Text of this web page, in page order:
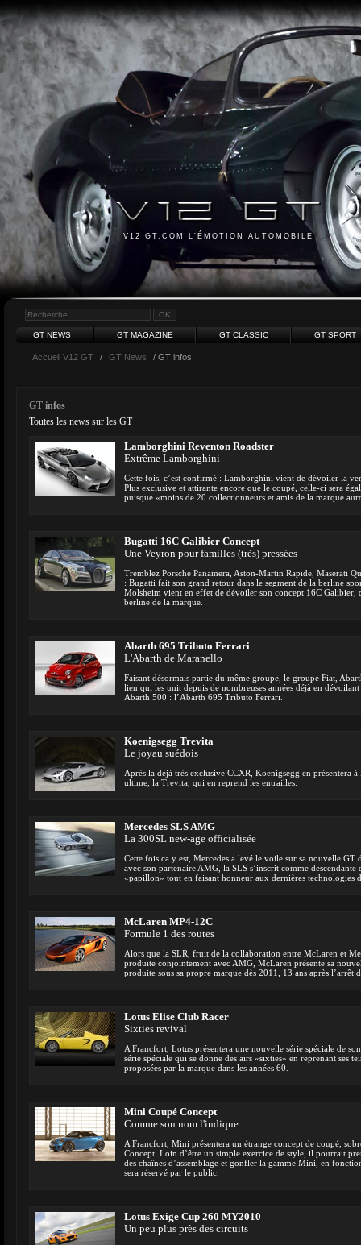
V12 GT.COM L'ÉMOTION AUTOMOBILE
GT NEWS GT MAGAZINE GT CLASSIC GT SPORT
Accueil V12 GT / GT News / GT infos
GT infos
Toutes les news sur les GT
Lamborghini Reventon Roadster
Extrême Lamborghini
Cette fois, c’est confirmé : Lamborghini vient de dévoiler la
Plus exclusive et attirante encore que le coupé, celle-ci sera
puisque «moins de 20 collectionneurs et amis de la marque
Bugatti 16C Galibier Concept
Une Veyron pour familles (très) pressées
Tremblez Porsche Panamera, Aston-Martin Rapide, Maserati
: Bugatti fait son grand retour dans le segment de la berline
Molsheim vient en effet de dévoiler son concept 16C
berline de la marque.
Abarth 695 Tributo Ferrari
L'Abarth de Maranello
Faisant désormais partie du même groupe, le groupe Fiat,
lien qui les unit depuis de nombreuses années déjà en
Abarth 500 : l’Abarth 695 Tributo Ferrari.
Koenigsegg Trevita
Le joyau suédois
Après la déjà très exclusive CCXR, Koenigsegg en présentera
ultime, la Trevita, qui en reprend les entrailles.
Mercedes SLS AMG
La 300SL new-age officialisée
Cette fois ca y est, Mercedes a levé le voile sur sa nouvelle
avec son partenaire AMG, la SLS s’inscrit comme
«papillon» tout en faisant honneur aux dernières technologies
McLaren MP4-12C
Formule 1 des routes
Alors que la SLR, fruit de la collaboration entre McLaren et
produite conjointement avec AMG, McLaren présente sa
produite sous sa propre marque dès 2011, 13 ans après l’arrêt
Lotus Elise Club Racer
Sixties revival
A Francfort, Lotus présentera une nouvelle série spéciale de
série spéciale qui se donne des airs «sixties» en reprenant ses
proposées par la marque dans les années 60.
Mini Coupé Concept
Comme son nom l'indique...
A Francfort, Mini présentera un étrange concept de coupé,
Concept. Loin d’être un simple exercice de style, il pourrait
des chaînes d’assemblage et gonfler la gamme Mini, en
sera réservé par le public.
Lotus Exige Cup 260 MY2010
Un peu plus près des circuits